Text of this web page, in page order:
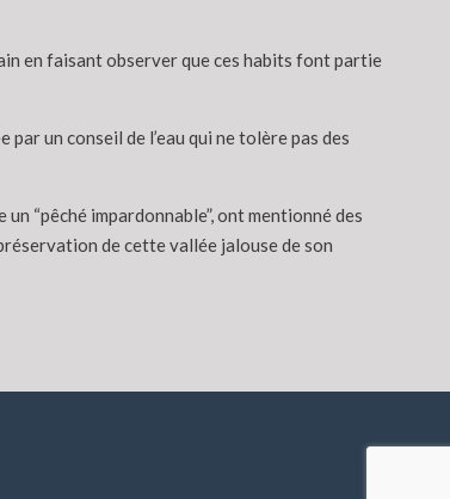
en faisant observer que ces habits font partie
un conseil de l’eau qui ne tolère pas des
“pêché impardonnable”, ont mentionné des
de cette vallée jalouse de son